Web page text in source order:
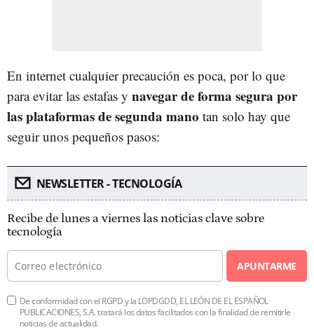
En internet cualquier precaución es poca, por lo que
para evitar las estafas y navegar de forma segura por
las plataformas de segunda mano tan solo hay que
seguir unos pequeños pasos:
NEWSLETTER - TECNOLOGÍA
Recibe de lunes a viernes las noticias clave sobre
tecnología
APUNTARME
De conformidad con el RGPD y la LOPDGDD, EL LEÓN DE EL ESPAÑOL
PUBLICACIONES, S.A. tratará los datos facilitados con la finalidad de remitirle
noticias de actualidad.